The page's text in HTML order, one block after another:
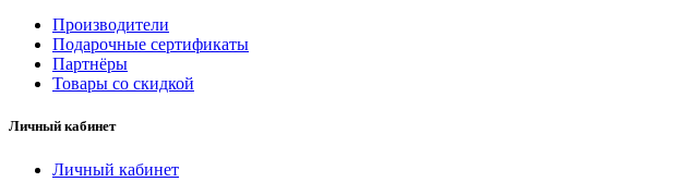
Производители
Подарочные сертификаты
Партнёры
Товары со скидкой
Личный кабинет
Личный кабинет